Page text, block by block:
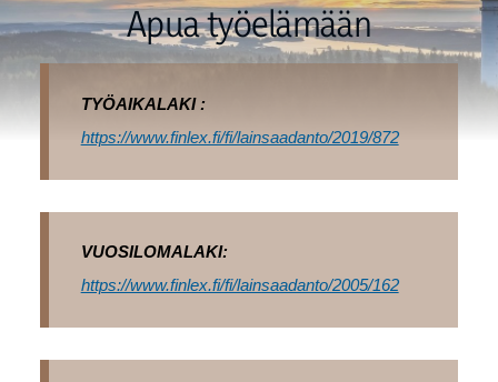
Apua työelämään
TYÖAIKALAKI :
https://www.finlex.fi/fi/lainsaadanto/2019/872
VUOSILOMALAKI:
https://www.finlex.fi/fi/lainsaadanto/2005/162